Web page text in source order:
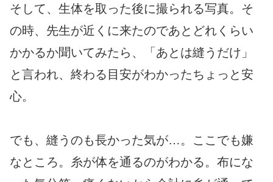
そして、生体を取った後に撮られる写真。そ
の時、先生が近くに来たのであとどれくらい
かかるか聞いてみたら、「あとは縫うだけ」
と言われ、終わる目安がわかったちょっと安
心。
でも、縫うのも長かった気が…。ここでも嫌
なところ。糸が体を通るのがわかる。布にな